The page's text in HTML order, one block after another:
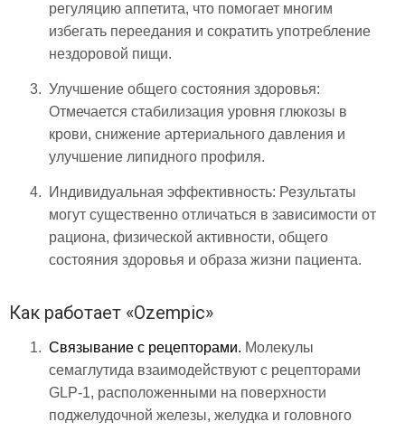
регуляцию аппетита, что помогает многим
избегать переедания и сократить употребление
нездоровой пищи.
Улучшение общего состояния здоровья:
Отмечается стабилизация уровня глюкозы в
крови, снижение артериального давления и
улучшение липидного профиля.
Индивидуальная эффективность: Результаты
могут существенно отличаться в зависимости от
рациона, физической активности, общего
состояния здоровья и образа жизни пациента.
Как работает «Ozempic»
Связывание с рецепторами. Молекулы
семаглутида взаимодействуют с рецепторами
GLP-1, расположенными на поверхности
поджелудочной железы, желудка и головного